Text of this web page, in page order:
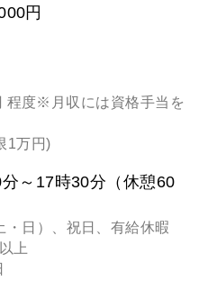
円
程度※月収には資格手当を
1万円)
～17時30分（休憩60
日）、祝日、有給休暇
上